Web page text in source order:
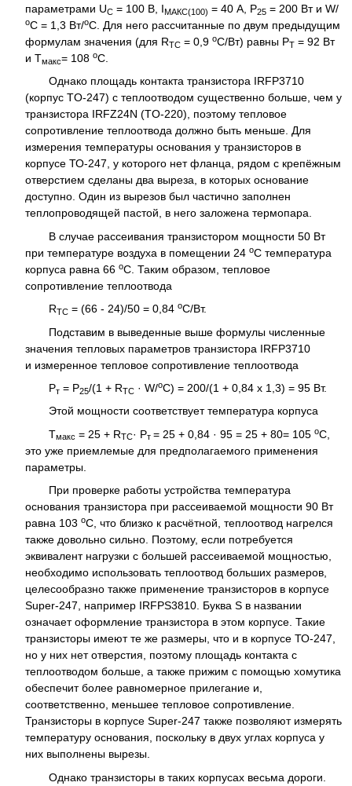
параметрами UC = 100 B, IМАКС(100) = 40 А, Р25 = 200 Вт и W/
оC = 1,3 Вт/оС. Для него рассчитанные по двум предыдущим
формулам значения (для RTC = 0,9 оС/Вт) равны РТ = 92 Вт
и Тмакс= 108 оС.
Однако площадь контакта транзистора IRFP3710
(корпус TO-247) с теплоотводом существенно больше, чем у
транзистора IRFZ24N (TO-220), поэтому тепловое
сопротивление теплоотвода должно быть меньше. Для
измерения температуры основания у транзисторов в
корпусе ТО-247, у которого нет фланца, рядом с крепёжным
отверстием сделаны два выреза, в которых основание
доступно. Один из вырезов был частично заполнен
теплопроводящей пастой, в него заложена термопара.
В случае рассеивания транзистором мощности 50 Вт
при температуре воздуха в помещении 24 оС температура
корпуса равна 66 оС. Таким образом, тепловое
сопротивление теплоотвода
RTC = (66 - 24)/50 = 0,84 оС/Вт.
Подставим в выведенные выше формулы численные
значения тепловых параметров транзистора IRFP3710
и измеренное тепловое сопротивление теплоотвода
Рт = Р25/(1 + RTC · W/оC) = 200/(1 + 0,84 х 1,3) = 95 Вт.
Этой мощности соответствует температура корпуса
Тмакс = 25 + RTC· Рт = 25 + 0,84 · 95 = 25 + 80= 105 оС,
это уже приемлемые для предполагаемого применения
параметры.
При проверке работы устройства температура
основания транзистора при рассеиваемой мощности 90 Вт
равна 103 оС, что близко к расчётной, теплоотвод нагрелся
также довольно сильно. Поэтому, если потребуется
эквивалент нагрузки с большей рассеиваемой мощностью,
необходимо использовать теплоотвод больших размеров,
целесообразно также применение транзисторов в корпусе
Super-247, например IRFPS3810. Буква S в названии
означает оформление транзистора в этом корпусе. Такие
транзисторы имеют те же размеры, что и в корпусе ТО-247,
но у них нет отверстия, поэтому площадь контакта с
теплоотводом больше, а также прижим с помощью хомутика
обеспечит более равномерное прилегание и,
соответственно, меньшее тепловое сопротивление.
Транзисторы в корпусе Super-247 также позволяют измерять
температуру основания, поскольку в двух углах корпуса у
них выполнены вырезы.
Однако транзисторы в таких корпусах весьма дороги.